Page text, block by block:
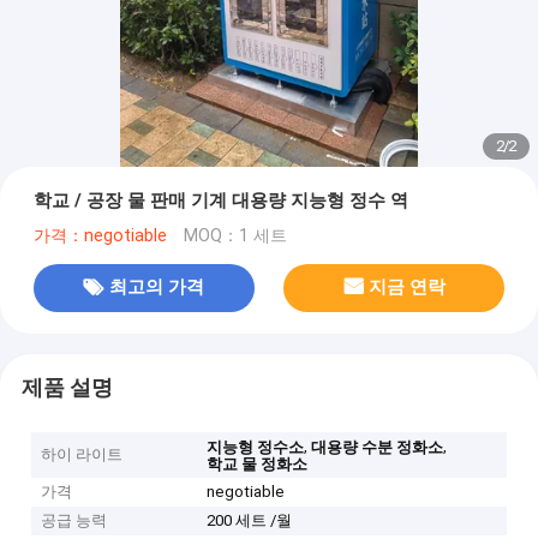
2/2
학교 / 공장 물 판매 기계 대용량 지능형 정수 역
가격：negotiable MOQ：1 세트
최고의 가격 지금 연락
제품 설명
하이 라이트 지능형 정수소,대용량 수분 정화소,
학교 물 정화소
가격
negotiable
공급 능력
200 세트 /월